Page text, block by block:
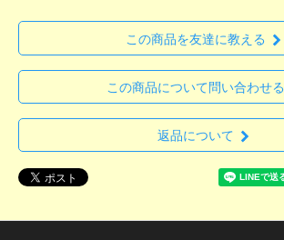
この商品を友達に教える
この商品について問い合わせる
返品について